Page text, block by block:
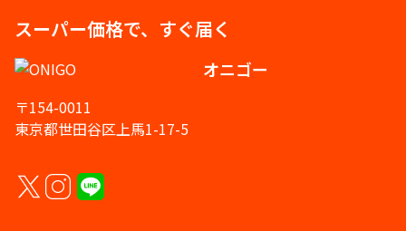
スーパー価格で、すぐ届く
オニゴー
〒154-0011
東京都世田谷区上馬1-17-5